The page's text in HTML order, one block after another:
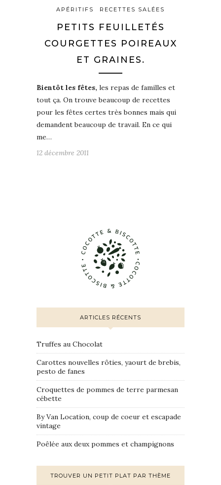
APÉRITIFS RECETTES SALÉES
PETITS FEUILLETÉS
COURGETTES POIREAUX
ET GRAINES.
Bientôt les fêtes, les repas de familles et
tout ça. On trouve beaucoup de recettes
pour les fêtes certes très bonnes mais qui
demandent beaucoup de travail. En ce qui
me…
12 décembre 2011
ARTICLES RÉCENTS
Truffes au Chocolat
Carottes nouvelles rôties, yaourt de brebis,
pesto de fanes
Croquettes de pommes de terre parmesan
cébette
By Van Location, coup de coeur et escapade
vintage
Poêlée aux deux pommes et champignons
TROUVER UN PETIT PLAT PAR THÈME